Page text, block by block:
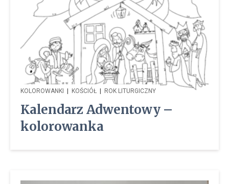
KOLOROWANKI | KOŚCIÓŁ | ROK LITURGICZNY
Kalendarz Adwentowy –
kolorowanka